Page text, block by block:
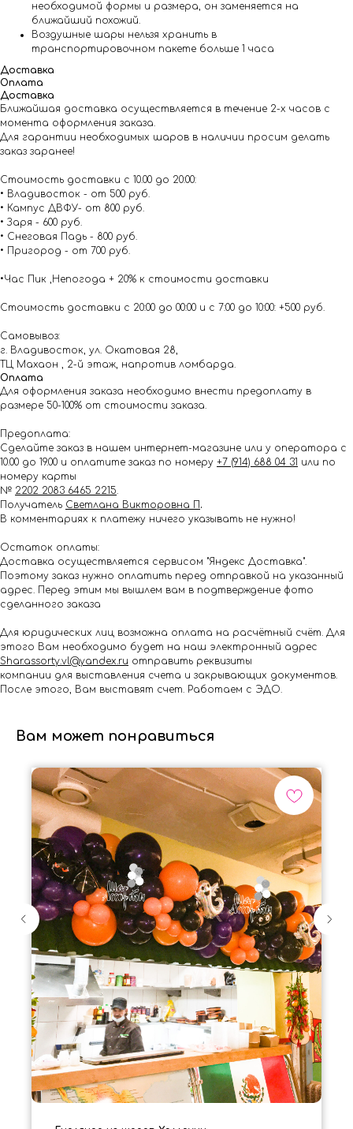
необходимой формы и размера, он заменяется на
ближайший похожий.
Воздушные шары нельзя хранить в
транспортировочном пакете больше 1 часа
Доставка
Оплата
Доставка
Ближайшая доставка осуществляется в течение 2-х часов с
момента оформления заказа.
Для гарантии необходимых шаров в наличии просим делать
заказ заранее!
Стоимость доставки с 10.00 до 20:00:
• Владивосток - от 500 руб.
• Кампус ДВФУ- от 800 руб.
• Заря - 600 руб.
• Снеговая Падь - 800 руб.
• Пригород - от 700 руб.
•Час Пик ,Непогода + 20% к стоимости доставки
Стоимость доставки с 20:00 до 00:00 и с 7:00 до 10:00: +500 руб.
Самовывоз:
г. Владивосток, ул. Окатовая 28,
ТЦ Махаон , 2-й этаж, напротив ломбарда.
Оплата
Для оформления заказа необходимо внести предоплату в
размере 50-100% от стоимости заказа.
Предоплата:
Сделайте заказ в нашем интернет-магазине или у оператора с
10.00 до 19.00 и оплатите заказ по номеру +7 (914) 688 04 31 или по
номеру карты
№ 2202 2083 6465 2215.
Получатель Светлана Викторовна П .
В комментариях к платежу ничего указывать не нужно!
Остаток оплаты:
Доставка осуществляется сервисом "Яндекс Доставка".
Поэтому заказ нужно оплатить перед отправкой на указанный
адрес. Перед этим мы вышлем вам в подтверждение фото
сделанного заказа
Для юридических лиц возможна оплата на расчётный счёт. Для
этого Вам необходимо будет на наш электронный адрес
Shar.assorty.vl@yandex.ru отправить реквизиты
компании для выставления счета и закрывающих документов.
После этого, Вам выставят счет. Работаем с ЭДО.
Вам может понравиться